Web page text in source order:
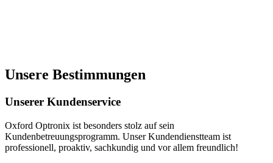
Unsere Bestimmungen
Unserer Kundenservice
Oxford Optronix ist besonders stolz auf sein
Kundenbetreuungsprogramm. Unser Kundendienstteam ist
professionell, proaktiv, sachkundig und vor allem freundlich!